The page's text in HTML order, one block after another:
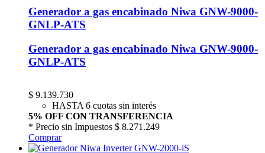
Generador a gas encabinado Niwa GNW-9000-
GNLP-ATS
Generador a gas encabinado Niwa GNW-9000-
GNLP-ATS
$ 9.139.730
HASTA 6 cuotas sin interés
5% OFF CON TRANSFERENCIA
* Precio sin Impuestos $ 8.271.249
Comprar